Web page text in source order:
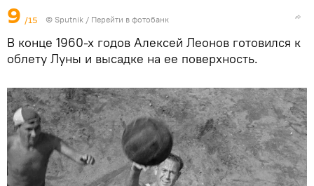
9 /15 © Sputnik / Перейти в фотобанк
В конце 1960-х годов Алексей Леонов готовился к
облету Луны и высадке на ее поверхность.